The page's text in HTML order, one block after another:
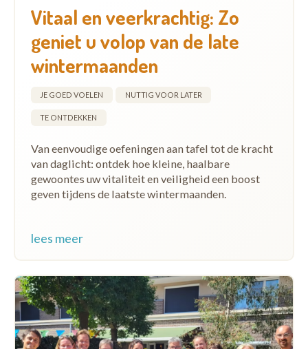
Vitaal en veerkrachtig: Zo
geniet u volop van de late
wintermaanden
JE GOED VOELEN NUTTIG VOOR LATER
TE ONTDEKKEN
Van eenvoudige oefeningen aan tafel tot de kracht
van daglicht: ontdek hoe kleine, haalbare
gewoontes uw vitaliteit en veiligheid een boost
geven tijdens de laatste wintermaanden.
lees meer